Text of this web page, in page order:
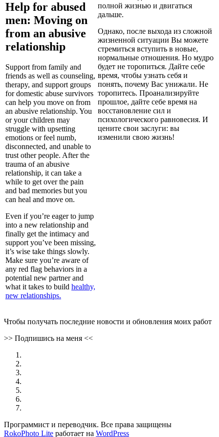
Help for abused
men: Moving on
from an abusive
relationship
Support from family and
friends as well as counseling,
therapy, and support groups
for domestic abuse survivors
can help you move on from
an abusive relationship. You
or your children may
struggle with upsetting
emotions or feel numb,
disconnected, and unable to
trust other people. After the
trauma of an abusive
relationship, it can take a
while to get over the pain
and bad memories but you
can heal and move on.
Even if you’re eager to jump
into a new relationship and
finally get the intimacy and
support you’ve been missing,
it’s wise take things slowly.
Make sure you’re aware of
any red flag behaviors in a
potential new partner and
what it takes to build healthy,
new relationships.
полной жизнью и двигаться
дальше.
Однако, после выхода из сложной
жизненной ситуации Вы можете
стремиться вступить в новые,
нормальные отношения. Но мудро
будет не торопиться. Дайте себе
время, чтобы узнать себя и
понять, почему Вас унижали. Не
торопитесь. Проанализируйте
прошлое, дайте себе время на
восстановление сил и
психологического равновесия. И
цените свои заслуги: вы
изменили свою жизнь!
Чтобы получать последние новости и обновления моих работ
>> Подпишись на меня <<
Программист и переводчик. Все права защищены
RokoPhoto Lite работает на WordPress